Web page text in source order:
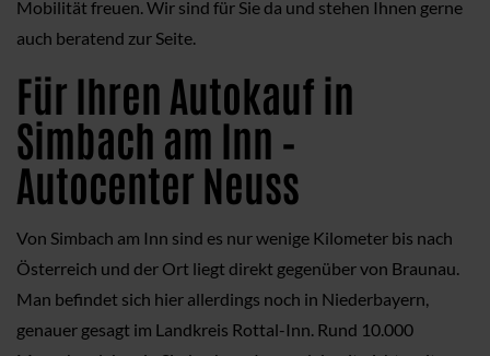
Mobilität freuen. Wir sind für Sie da und stehen Ihnen gerne
auch beratend zur Seite.
Für Ihren Autokauf in
Simbach am Inn –
Autocenter Neuss
Von Simbach am Inn sind es nur wenige Kilometer bis nach
Österreich und der Ort liegt direkt gegenüber von Braunau.
Man befindet sich hier allerdings noch in Niederbayern,
genauer gesagt im Landkreis Rottal-Inn. Rund 10.000